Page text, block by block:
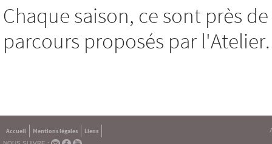
Chaque saison, ce sont près
parcours proposés par l'Atelier.
Accueil Mentions légales
Liens